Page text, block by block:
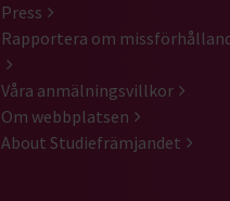
Press
Rapportera om
Våra anmälningsvillkor
Om webbplatsen
About Studiefrämjandet